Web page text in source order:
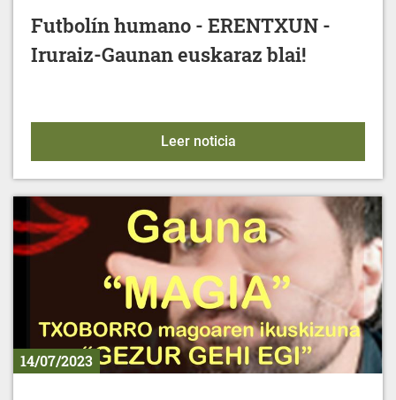
Futbolín humano - ERENTXUN -
Iruraiz-Gaunan euskaraz blai!
Leer noticiaFutbolín humano -
14/07/2023